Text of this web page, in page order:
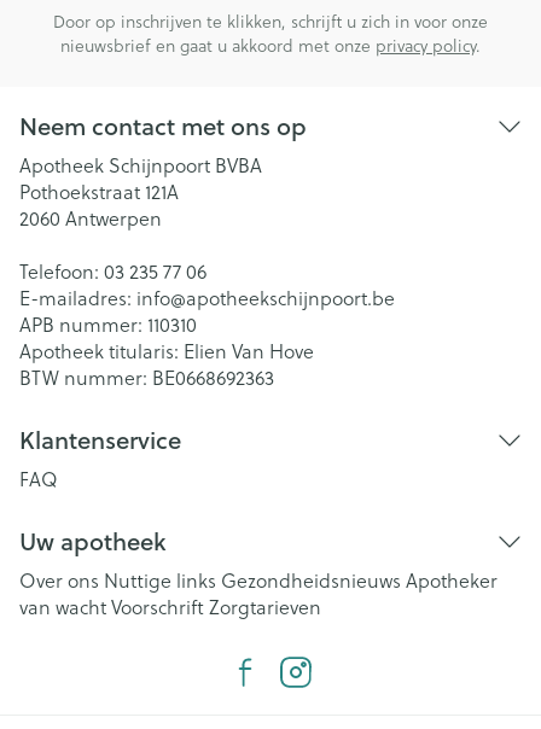
Door op inschrijven te klikken, schrijft u zich in voor onze
nieuwsbrief en gaat u akkoord met onze privacy policy.
Neem contact met ons op
Apotheek Schijnpoort BVBA
Pothoekstraat 121A
2060 Antwerpen
Telefoon: 03 235 77 06
E-mailadres: info@apotheekschijnpoort.be
APB nummer: 110310
Apotheek titularis: Elien Van Hove
BTW nummer: BE0668692363
Klantenservice
FAQ
Uw apotheek
Over ons Nuttige links Gezondheidsnieuws Apotheker
van wachtVoorschriftZorgtarieven